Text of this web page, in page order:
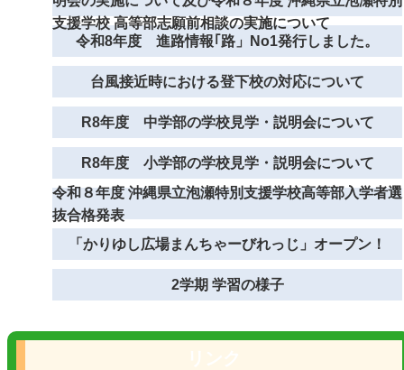
支援学校 高等部志願前相談の実施について
令和8年度 進路情報｢路」No1発行しました。
台風接近時における登下校の対応について
R8年度 中学部の学校見学・説明会について
R8年度 小学部の学校見学・説明会について
令和８年度 沖縄県立泡瀬特別支援学校高等部入学者選
抜合格発表
「かりゆし広場まんちゃーびれっじ」オープン！
2学期 学習の様子